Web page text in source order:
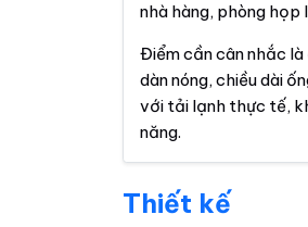
nhà hàng, phòng họp
Điểm cần cân nhắc
dàn nóng, chiều dài
với tải lạnh thực tế,
năng.
Thiết kế